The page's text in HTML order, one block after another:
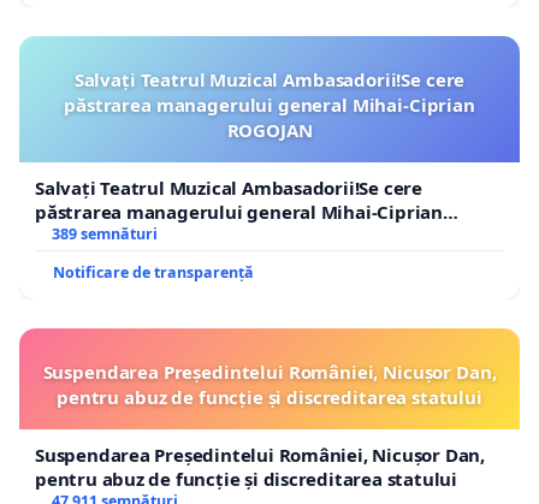
Salvați Teatrul Muzical Ambasadorii!Se cere
păstrarea managerului general Mihai-Ciprian
ROGOJAN
Salvați Teatrul Muzical Ambasadorii!Se cere
păstrarea managerului general Mihai-Ciprian
ROGOJAN
389 semnături
Notificare de transparență
Suspendarea Președintelui României, Nicușor Dan,
pentru abuz de funcție și discreditarea statului
Suspendarea Președintelui României, Nicușor Dan,
pentru abuz de funcție și discreditarea statului